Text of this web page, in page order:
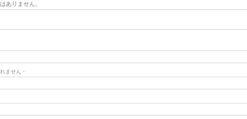
ありません。
ません -